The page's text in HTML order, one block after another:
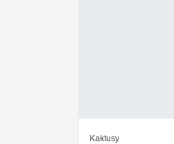
Kaktusy